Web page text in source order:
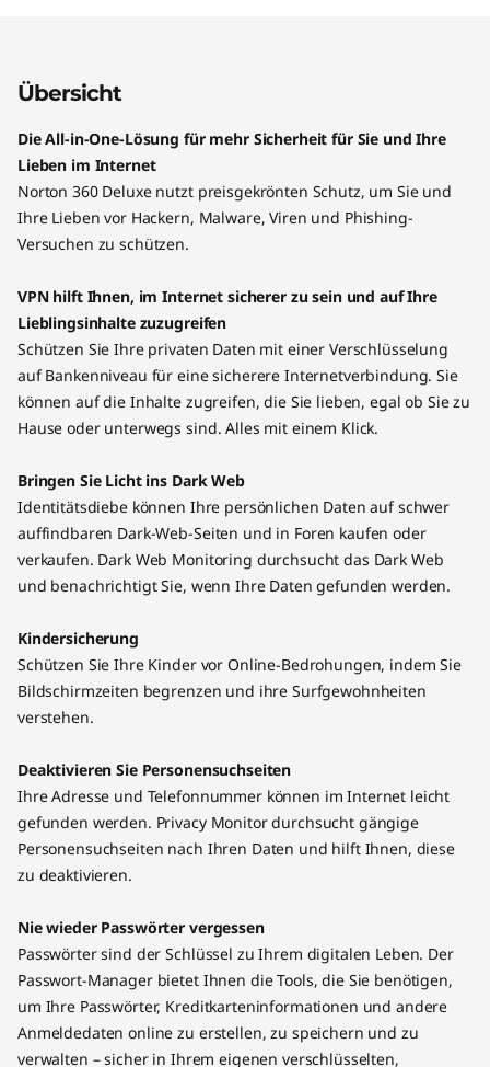
Übersicht
Die All-in-One-Lösung für mehr Sicherheit für Sie und Ihre
Lieben im Internet
Norton 360 Deluxe nutzt preisgekrönten Schutz, um Sie und
Ihre Lieben vor Hackern, Malware, Viren und Phishing-
Versuchen zu schützen.
VPN hilft Ihnen, im Internet sicherer zu sein und auf Ihre
Lieblingsinhalte zuzugreifen
Schützen Sie Ihre privaten Daten mit einer Verschlüsselung
auf Bankenniveau für eine sicherere Internetverbindung. Sie
können auf die Inhalte zugreifen, die Sie lieben, egal ob Sie zu
Hause oder unterwegs sind. Alles mit einem Klick.
Bringen Sie Licht ins Dark Web
Identitätsdiebe können Ihre persönlichen Daten auf schwer
auffindbaren Dark-Web-Seiten und in Foren kaufen oder
verkaufen. Dark Web Monitoring durchsucht das Dark Web
und benachrichtigt Sie, wenn Ihre Daten gefunden werden.
Kindersicherung
Schützen Sie Ihre Kinder vor Online-Bedrohungen, indem Sie
Bildschirmzeiten begrenzen und ihre Surfgewohnheiten
verstehen.
Deaktivieren Sie Personensuchseiten
Ihre Adresse und Telefonnummer können im Internet leicht
gefunden werden. Privacy Monitor durchsucht gängige
Personensuchseiten nach Ihren Daten und hilft Ihnen, diese
zu deaktivieren.
Nie wieder Passwörter vergessen
Passwörter sind der Schlüssel zu Ihrem digitalen Leben. Der
Passwort-Manager bietet Ihnen die Tools, die Sie benötigen,
um Ihre Passwörter, Kreditkarteninformationen und andere
Anmeldedaten online zu erstellen, zu speichern und zu
verwalten – sicher in Ihrem eigenen verschlüsselten,